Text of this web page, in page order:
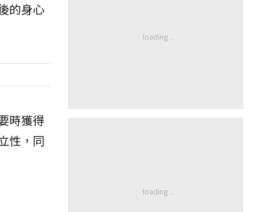
的身心
時獲得
性，同